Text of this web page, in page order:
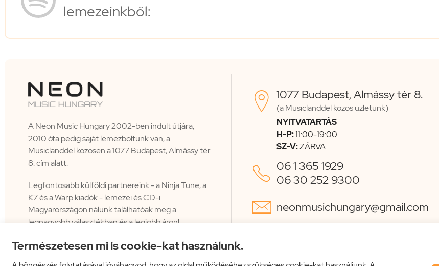
Természetesen mi is cookie-kat használunk.
lemezeinkből:
A Neon Music Hungary 2002-ben indult útjára,
2010 óta pedig saját lemezboltunk van, a
Musiclanddel közösen a 1077 Budapest, Almássy tér
8. cím alatt.
Legfontosabb külföldi partnereink - a Ninja Tune, a
K7 és a Warp kiadók - lemezei és CD-i
Magyarországon nálunk találhatóak meg a
legnagyobb választékban és a legjobb áron!
 1077 Budapest, Almássy tér 8.
(a Musiclanddel közös üzletünk)
NYITVATARTÁS
H-P:11:00-19:00
SZ-V:ZÁRVA
 06 1 365 1929
06 30 252 9300
 neonmusichungary@gmail.com